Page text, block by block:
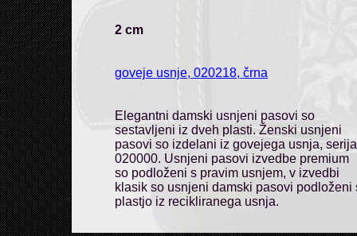
2 cm
goveje usnje, 020218, črna
Elegantni damski usnjeni pasovi so
sestavljeni iz dveh plasti. Ženski usnjeni
pasovi so izdelani iz govejega usnja, serija
020000. Usnjeni pasovi izvedbe premium
so podloženi s pravim usnjem, v izvedbi
klasik so usnjeni damski pasovi podloženi
plastjo iz recikliranega usnja.